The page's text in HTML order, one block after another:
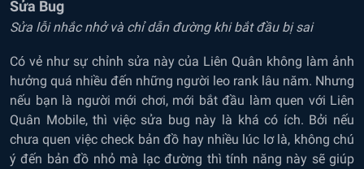
Sửa Bug
Sửa lỗi nhắc nhở và chỉ dẫn đường khi bắt đầu bị sai
Có vẻ như sự chỉnh sửa này của Liên Quân không làm ảnh
hưởng quá nhiều đến những người leo rank lâu năm. Nhưng
nếu bạn là người mới chơi, mới bắt đầu làm quen với Liên
Quân Mobile, thì việc sửa bug này là khá có ích. Bởi nếu
chưa quen việc check bản đồ hay nhiều lúc lơ là, không chú
ý đến bản đồ nhỏ mà lạc đường thì tính năng này sẽ giúp